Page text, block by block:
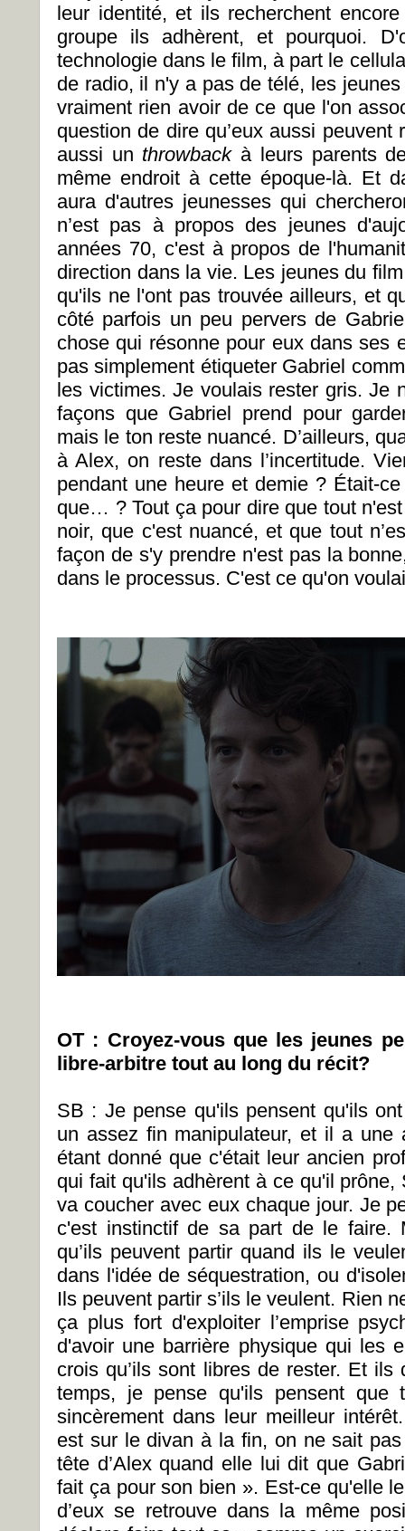
leur identité, et ils recherchent
groupe ils adhèrent, et pourquoi.
technologie dans le film, à part le
de radio, il n'y a pas de télé, les
vraiment rien avoir de ce que l'on
question de dire qu’eux aussi peuvent
aussi un throwbackà leurs parents
même endroit à cette époque-là. Et
aura d'autres jeunesses qui
n’est pas à propos des jeunes
années 70, c'est à propos de
direction dans la vie. Les jeunes du
qu'ils ne l'ont pas trouvée ailleurs, et
côté parfois un peu pervers de
chose qui résonne pour eux dans ses
pas simplement étiqueter Gabriel
les victimes. Je voulais rester gris. Je
façons que Gabriel prend pour
mais le ton reste nuancé. D’ailleurs,
à Alex, on reste dans l’incertitude.
pendant une heure et demie ? Était-
que… ? Tout ça pour dire que tout
noir, que c'est nuancé, et que tout
façon de s'y prendre n'est pas la
dans le processus. C'est ce qu'on
OT : Croyez-vous que les jeunes
libre-arbitre tout au long du récit?
SB : Je pense qu'ils pensent qu'ils
un assez fin manipulateur, et il a une
étant donné que c'était leur ancien
qui fait qu'ils adhèrent à ce qu'il prône,
va coucher avec eux chaque jour. Je
c'est instinctif de sa part de le faire.
qu’ils peuvent partir quand ils le
dans l'idée de séquestration, ou
Ils peuvent partir s’ils le veulent. Rien
ça plus fort d'exploiter l’emprise
d'avoir une barrière physique qui les
crois qu’ils sont libres de rester. Et
temps, je pense qu'ils pensent
sincèrement dans leur meilleur
est sur le divan à la fin, on ne sait
tête d’Alex quand elle lui dit que
fait ça pour son bien ». Est-ce qu'elle
d’eux se retrouve dans la même